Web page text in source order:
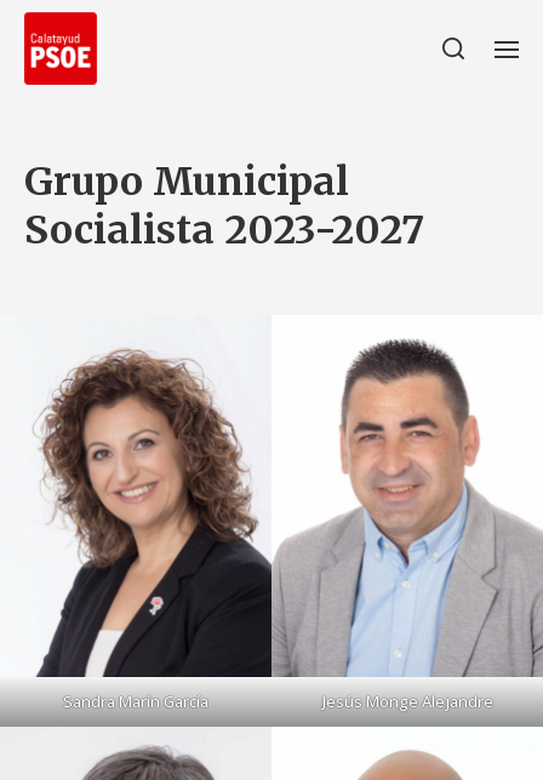
Grupo Municipal
Socialista 2023-2027
Sandra Marín García Jesús Monge Alejandre